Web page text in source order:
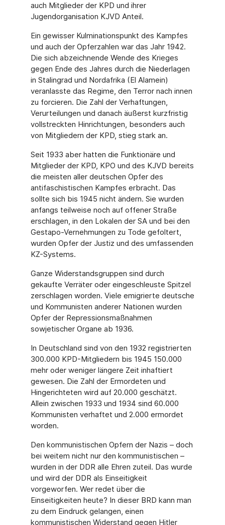
auch Mitglieder der KPD und ihrer
Jugendorganisation KJVD Anteil.
Ein gewisser Kulminationspunkt des Kampfes
und auch der Opferzahlen war das Jahr 1942.
Die sich abzeichnende Wende des Krieges
gegen Ende des Jahres durch die Niederlagen
in Stalingrad und Nordafrika (El Alamein)
veranlasste das Regime, den Terror nach innen
zu forcieren. Die Zahl der Verhaftungen,
Verurteilungen und danach äußerst kurzfristig
vollstreckten Hinrichtungen, besonders auch
von Mitgliedern der KPD, stieg stark an.
Seit 1933 aber hatten die Funktionäre und
Mitglieder der KPD, KPO und des KJVD bereits
die meisten aller deutschen Opfer des
antifaschistischen Kampfes erbracht. Das
sollte sich bis 1945 nicht ändern. Sie wurden
anfangs teilweise noch auf offener Straße
erschlagen, in den Lokalen der SA und bei den
Gestapo-Vernehmungen zu Tode gefoltert,
wurden Opfer der Justiz und des umfassenden
KZ-Systems.
Ganze Widerstandsgruppen sind durch
gekaufte Verräter oder eingeschleuste Spitzel
zerschlagen worden. Viele emigrierte deutsche
und Kommunisten anderer Nationen wurden
Opfer der Repressionsmaßnahmen
sowjetischer Organe ab 1936.
In Deutschland sind von den 1932 registrierten
300.000 KPD-Mitgliedern bis 1945 150.000
mehr oder weniger längere Zeit inhaftiert
gewesen. Die Zahl der Ermordeten und
Hingerichteten wird auf 20.000 geschätzt.
Allein zwischen 1933 und 1934 sind 60.000
Kommunisten verhaftet und 2.000 ermordet
worden.
Den kommunistischen Opfern der Nazis – doch
bei weitem nicht nur den kommunistischen –
wurden in der DDR alle Ehren zuteil. Das wurde
und wird der DDR als Einseitigkeit
vorgeworfen. Wer redet über die
Einseitigkeiten heute? In dieser BRD kann man
zu dem Eindruck gelangen, einen
kommunistischen Widerstand gegen Hitler